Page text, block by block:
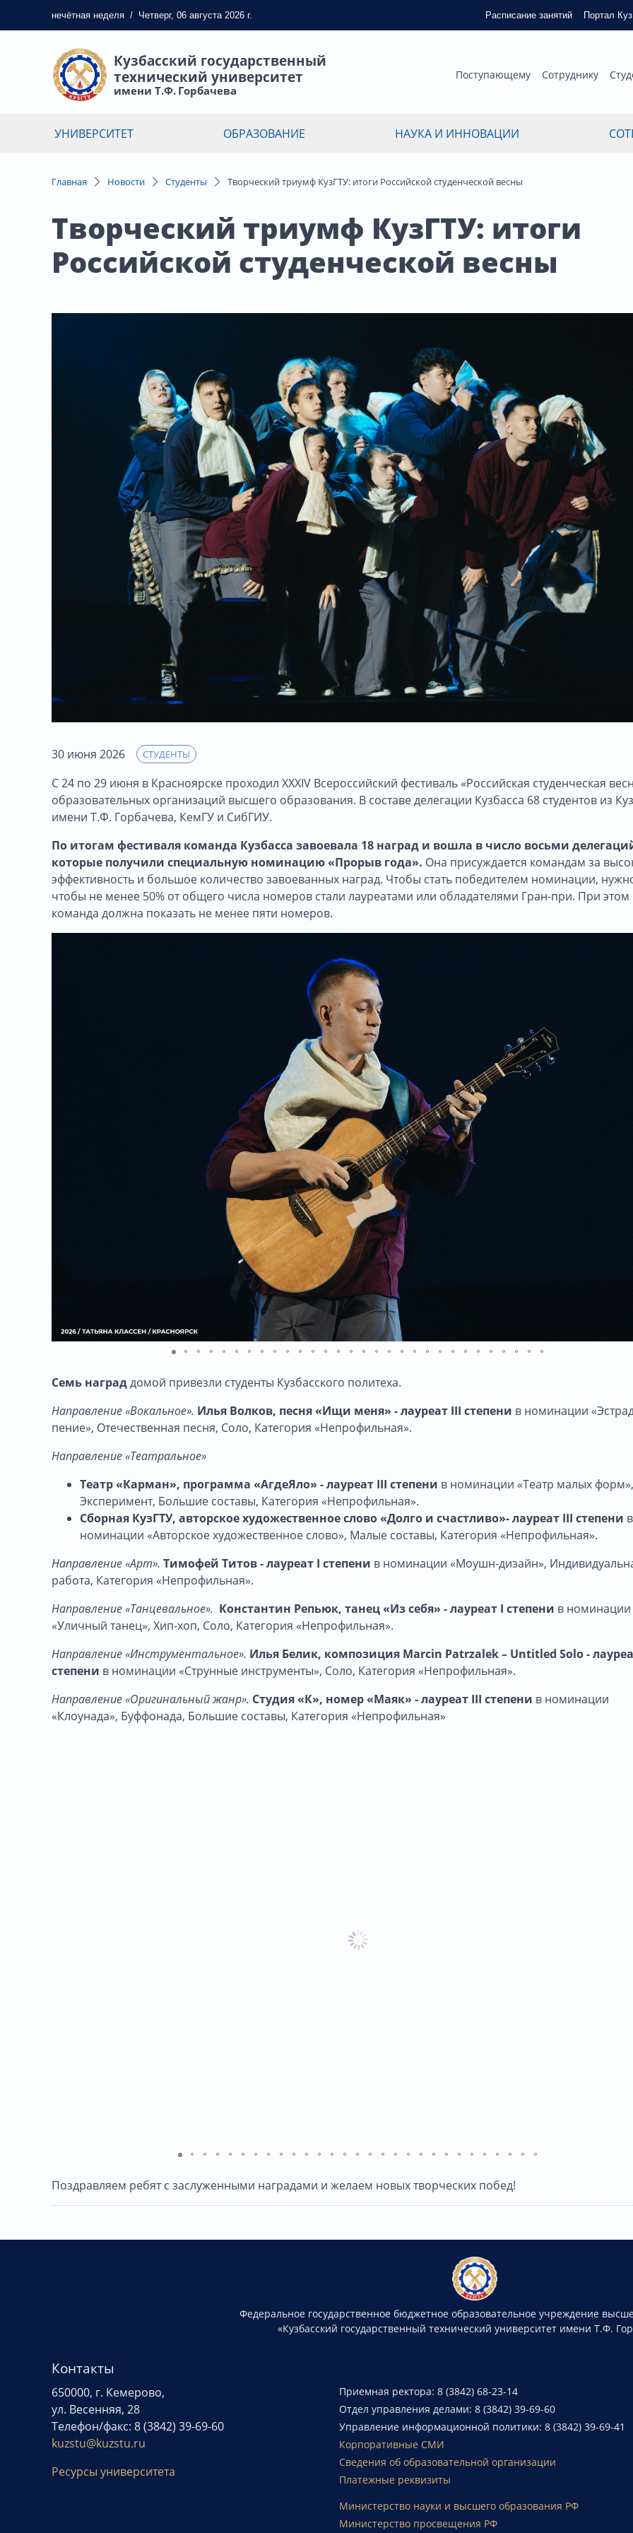
нечётная неделя / Четверг, 06 августа 2026 г. Расписание занятий Портал
Кузбасский государственный
технический университет
имени Т.Ф. Горбачева
Поступающему Сотруднику
УНИВЕРСИТЕТ ОБРАЗОВАНИЕ НАУКА И ИННОВАЦИИ
Главная Новости Студенты Творческий триумф КузГТУ: итоги Российской студенческой весны
Творческий триумф КузГТУ: итоги
Российской студенческой весны
30 июня 2026 СТУДЕНТЫ
С 24 по 29 июня в Красноярске проходил XXXIV Всероссийский фестиваль «Российская студенческая
образовательных организаций высшего образования. В составе делегации Кузбасса 68 студентов из
имени Т.Ф. Горбачева, КемГУ и СибГИУ.
По итогам фестиваля команда Кузбасса завоевала 18 наград и вошла в число восьми
которые получили специальную номинацию «Прорыв года». Она присуждается командам за
эффективность и большое количество завоеванных наград. Чтобы стать победителем номинации,
чтобы не менее 50% от общего числа номеров стали лауреатами или обладателями Гран-при. При этом
команда должна показать не менее пяти номеров.
Семь награддомой привезли студенты Кузбасского политеха.
Направление «Вокальное». Илья Волков, песня «Ищи меня» - лауреат III степени в номинации
пение», Отечественная песня, Соло, Категория «Непрофильная».
Направление «Театральное»
Театр «Карман», программа «АгдеЯло» - лауреат III степени в номинации «Театр малых форм»,
Эксперимент, Большие составы, Категория «Непрофильная».
Сборная КузГТУ, авторское художественное слово «Долго и счастливо»- лауреат III степени в
номинации «Авторское художественное слово», Малые составы, Категория «Непрофильная».
Направление «Арт». Тимофей Титов - лауреат I степени в номинации «Моушн-дизайн»,
работа, Категория «Непрофильная».
Направление «Танцевальное». Константин Репьюк, танец «Из себя» - лауреат I степени в номинации
«Уличный танец», Хип-хоп, Соло, Категория «Непрофильная».
Направление «Инструментальное». Илья Белик, композиция Marcin Patrzalek– Untitled Solo-
степени в номинации «Струнные инструменты», Соло, Категория «Непрофильная».
Направление «Оригинальный жанр». Студия «К», номер «Маяк» - лауреат III степени в номинации
«Клоунада», Буффонада, Большие составы, Категория «Непрофильная»
Поздравляем ребят с заслуженными наградами и желаем новых творческих побед!
Федеральное государственное бюджетное образовательное учреждение
«Кузбасский государственный технический университет имени Т.Ф.
Контакты
650000, г. Кемерово,
ул. Весенняя, 28
Телефон/факс: 8 (3842) 39-69-60
kuzstu@kuzstu.ru
Ресурсы университета
Приемная ректора: 8 (3842) 68-23-14
Отдел управления делами: 8 (3842) 39-69-60
Управление информационной политики: 8 (3842) 39-69-41
Корпоративные СМИ
Сведения об образовательной организации
Платежные реквизиты
Министерство науки и высшего образования РФ
Министерство просвещения РФ